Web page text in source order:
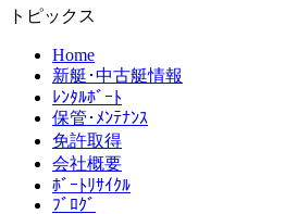
トピックス
Home
新艇･中古艇情報
ﾚﾝﾀﾙﾎﾞｰﾄ
保管･ﾒﾝﾃﾅﾝｽ
免許取得
会社概要
ﾎﾞｰﾄﾘｻｲｸﾙ
ﾌﾞﾛｸﾞ